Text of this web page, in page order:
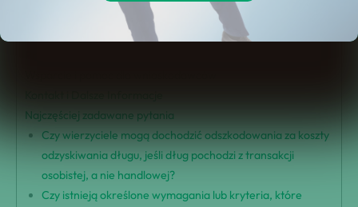
Podmioty uprawnione do odszkodowania
Obliczenia i konwersja wynagrodzenia
Najczęściej zadawane pytania
Czy wierzyciele mogą dochodzić odszkodowania za koszty
odzyskiwania długu, jeśli dług pochodzi z transakcji
osobistej, a nie handlowej?
Czy istnieją określone wymagania lub kryteria, które